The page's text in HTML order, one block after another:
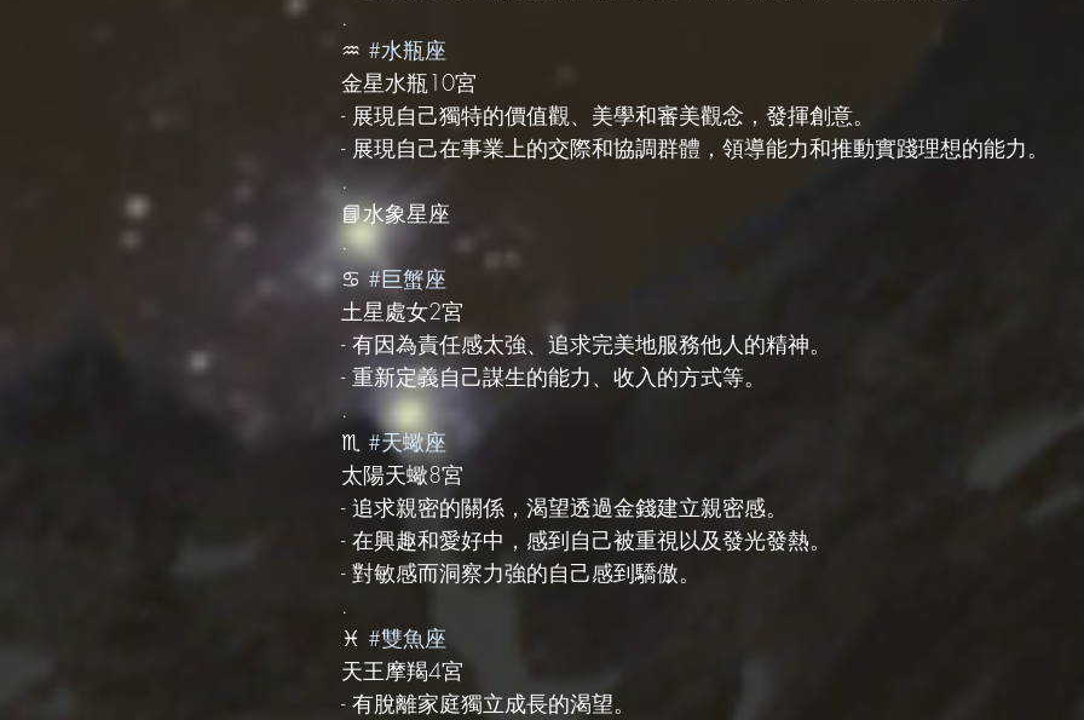
.
♒️ #水瓶座
金星水瓶10宮
- 展現自己獨特的價值觀、美學和審美觀念，發揮創意。
- 展現自己在事業上的交際和協調群體，領導能力和推動實踐理想的能力。
.
📘水象星座
·
♋️ #巨蟹座
土星處女2宮
- 有因為責任感太強、追求完美地服務他人的精神。
- 重新定義自己謀生的能力、收入的方式等。
.
♏️ #天蠍座
太陽天蠍8宮
- 追求親密的關係，渴望透過金錢建立親密感。
- 在興趣和愛好中，感到自己被重視以及發光發熱。
- 對敏感而洞察力強的自己感到驕傲。
.
♓️ #雙魚座
天王摩羯4宮
- 有脫離家庭獨立成長的渴望。